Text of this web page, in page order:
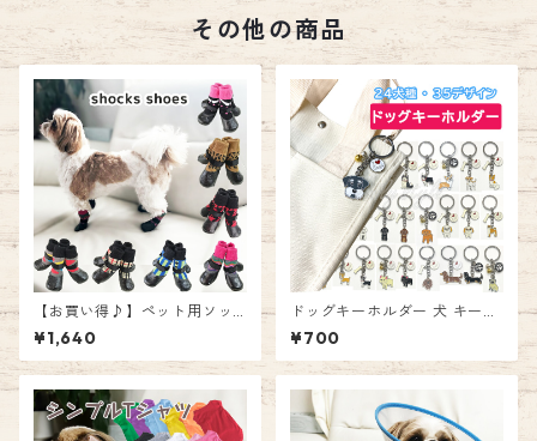
その他の商品
【お買い得♪】ペット用ソッ
クスシューズ☆選べる7種類！
犬 ペット ゴム底 防水加工 滑
り止め くつした 室内用 お散歩
style エミリースタイル
¥1,640
ドッグキーホルダー 犬 キーホ
ルダー キーリング チャーム お
出かけ 鍵 アクセサリー トイプ
ー ヨーキー フレブル ラブ シ
¥700